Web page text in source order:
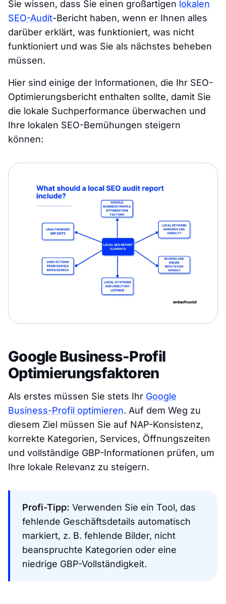
Sie wissen, dass Sie einen großartigen lokalen
SEO-Audit-Bericht haben, wenn er Ihnen alles
darüber erklärt, was funktioniert, was nicht
funktioniert und was Sie als nächstes beheben
müssen.
Hier sind einige der Informationen, die Ihr SEO-
Optimierungsbericht enthalten sollte, damit Sie
die lokale Suchperformance überwachen und
Ihre lokalen SEO-Bemühungen steigern
können:
Google Business-Profil
Optimierungsfaktoren
Als erstes müssen Sie stets Ihr Google
Business-Profil optimieren. Auf dem Weg zu
diesem Ziel müssen Sie auf NAP-Konsistenz,
korrekte Kategorien, Services, Öffnungszeiten
und vollständige GBP-Informationen prüfen, um
Ihre lokale Relevanz zu steigern.
Profi-Tipp: Verwenden Sie ein Tool, das
fehlende Geschäftsdetails automatisch
markiert, z. B. fehlende Bilder, nicht
beanspruchte Kategorien oder eine
niedrige GBP-Vollständigkeit.